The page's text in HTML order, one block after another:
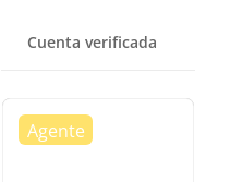
Cuenta verificada